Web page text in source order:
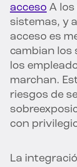
acceso A
sistemas, y
acceso es
cambian los
los
marchan.
riesgos de
con
La